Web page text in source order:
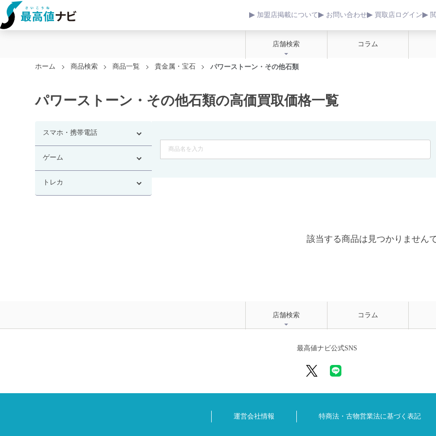
加盟店掲載について お問い合わせ 買取店ログイン
店舗検索 コラム
ホーム 商品検索 商品一覧 貴金属・宝石 パワーストーン・その他石類
パワーストーン・その他石類の高価買取価格一覧
スマホ・携帯電話
ゲーム
トレカ
該当する商品は見つかりません
店舗検索 コラム
最高値ナビ公式SNS
運営会社情報 特商法・古物営業法に基づく表記